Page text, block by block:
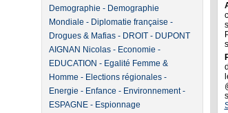
Demographie - Demographie
Mondiale - Diplomatie française -
Drogues & Mafias- DROIT- DUPONT
AIGNAN Nicolas- Economie -
EDUCATION - Egalité Femme &
Homme - Elections régionales-
Energie - Enfance - Environnement-
ESPAGNE- Espionnage